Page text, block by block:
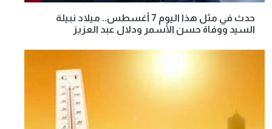
حدث في مثل هذا اليوم 7 أغسطس.. ميلاد نبيلة
السيد ووفاة حسن الأسمر ودلال عبد العزيز